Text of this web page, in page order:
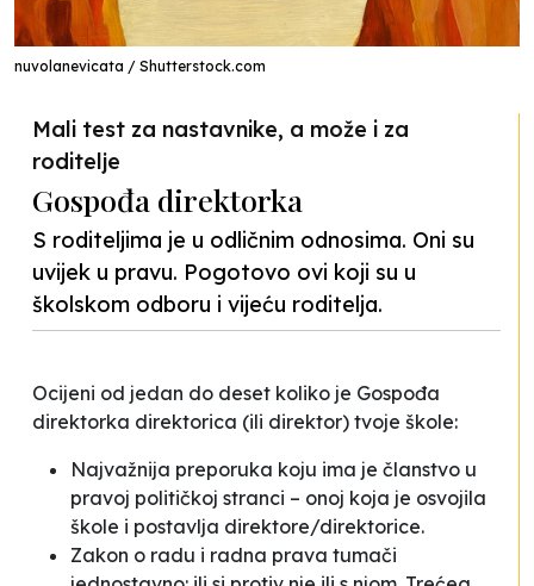
nuvolanevicata / Shutterstock.com
Mali test za nastavnike, a može i za
roditelje
Gospođa direktorka
S roditeljima je u odličnim odnosima. Oni su
uvijek u pravu. Pogotovo ovi koji su u
školskom odboru i vijeću roditelja.
Ocijeni od jedan do deset koliko je Gospođa
direktorka direktorica (ili direktor) tvoje škole:
Najvažnija preporuka koju ima je članstvo u
pravoj političkoj stranci – onoj koja je osvojila
škole i postavlja direktore/direktorice.
Zakon o radu i radna prava tumači